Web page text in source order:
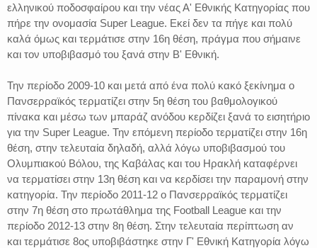
ελληνικού ποδοσφαίρου και την νέας Α' Εθνικής Κατηγορίας που
πήρε την ονομασία Super League. Εκεί δεν τα πήγε και πολύ
καλά όμως και τερμάτισε στην 16η θέση, πράγμα που σήμαινε
και τον υποβιβασμό του ξανά στην Β' Εθνική.
Την περίοδο 2009-10 και μετά από ένα πολύ κακό ξεκίνημα ο
Πανσερραϊκός τερματίζει στην 5η θέση του βαθμολογικού
πίνακα και μέσω των μπαράζ ανόδου κερδίζει ξανά το εισητήριο
για την Super League. Την επόμενη περίοδο τερματίζει στην 16η
θέση, στην τελευταία δηλαδή, αλλά λόγω υποβιβασμού του
Ολυμπιακού Βόλου, της Καβάλας και του Ηρακλή καταφέρνει
να τερματίσει στην 13η θέση και να κερδίσει την παραμονή στην
κατηγορία. Την περίοδο 2011-12 ο Πανσερραϊκός τερματίζει
στην 7η θέση στο πρωτάθλημα της Football League και την
περίοδο 2012-13 στην 8η θέση. Στην τελευταία περίπτωση αν
και τερμάτισε 8ος υποβιβάστηκε στην Γ' Εθνική Κατηγορία λόγω